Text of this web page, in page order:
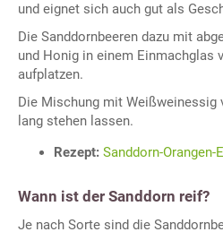
und eignet sich auch gut als
Die Sanddornbeeren dazu mit
und Honig in einem Einmachglas
aufplatzen.
Die Mischung mit Weißweinessig
lang stehen lassen.
Rezept: Sanddorn-Orangen-
Wann ist der Sanddorn reif?
Je nach Sorte sind die